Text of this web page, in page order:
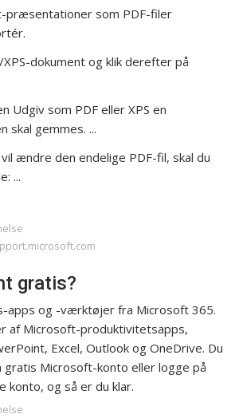
præsentationer som PDF-filer
dokument og klik derefter på
Udgiv som PDF eller XPS en
skal gemmes. ...
ændre den endelige PDF-fil, skal du
...
gratis?
apps og -værktøjer fra Microsoft 365.
af Microsoft-produktivitetsapps,
Excel, Outlook og OneDrive. Du
Microsoft-konto eller logge på
konto, og så er du klar.